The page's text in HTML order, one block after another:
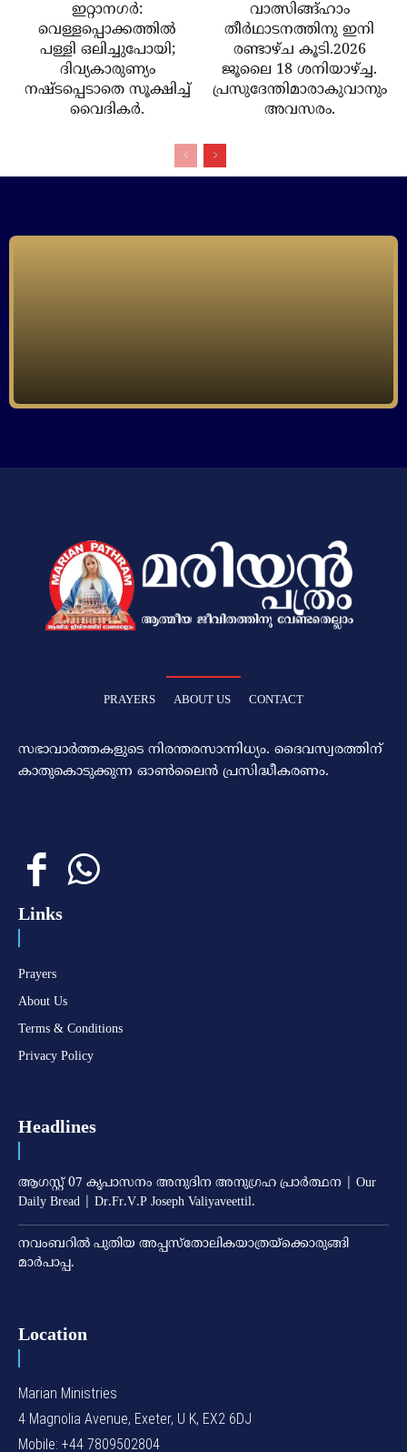
ഇറ്റാനഗര്‍:
വെള്ളപ്പൊക്കത്തില്‍
പള്ളി ഒലിച്ചുപോയി;
ദിവ്യകാരുണ്യം
നഷ്ടപ്പെടാതെ സൂക്ഷിച്ച്
വൈദികര്‍.
വാത്സിങ്ങ്ഹാം
തീർഥാടനത്തിനു ഇനി
രണ്ടാഴ്ച കൂടി.2026
ജൂലൈ 18 ശനിയാഴ്ച്ച.
പ്രസുദേന്തിമാരാകുവാനും
അവസരം.
PRAYERS ABOUT US CONTACT
സഭാവാര്‍ത്തകളുടെ നിരന്തരസാന്നിധ്യം. ദൈവസ്വരത്തിന്‌
കാതുകൊടുക്കുന്ന ഓണ്‍ലൈന്‍ പ്രസിദ്ധീകരണം.
Links
Prayers
About Us
Terms & Conditions
Privacy Policy
Headlines
ആഗസ്റ്റ് 07 കൃപാസനം അനുദിന അനുഗ്രഹ പ്രാർത്ഥന | Our
Daily Bread | Dr.Fr.V.P Joseph Valiyaveettil.
നവംബറില്‍ പുതിയ അപ്പസ്‌തോലികയാത്രയ്‌ക്കൊരുങ്ങി
മാര്‍പാപ്പ.
Location
Marian Ministries
4 Magnolia Avenue, Exeter, U K, EX2 6DJ
Mobile: +44 7809502804